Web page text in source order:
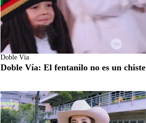
Doble Vía
Doble Vía: El fentanilo no es un chiste